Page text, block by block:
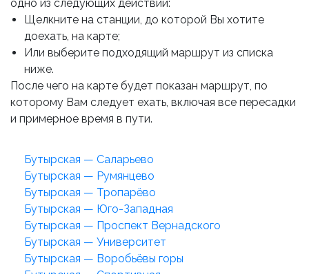
одно из следующих действий:
Щелкните на станции, до которой Вы хотите
доехать, на карте;
Или выберите подходящий маршрут из списка
ниже.
После чего на карте будет показан маршрут, по
которому Вам следует ехать, включая все пересадки
и примерное время в пути.
Бутырская — Саларьево
Бутырская — Румянцево
Бутырская — Тропарёво
Бутырская — Юго-Западная
Бутырская — Проспект Вернадского
Бутырская — Университет
Бутырская — Воробьёвы горы